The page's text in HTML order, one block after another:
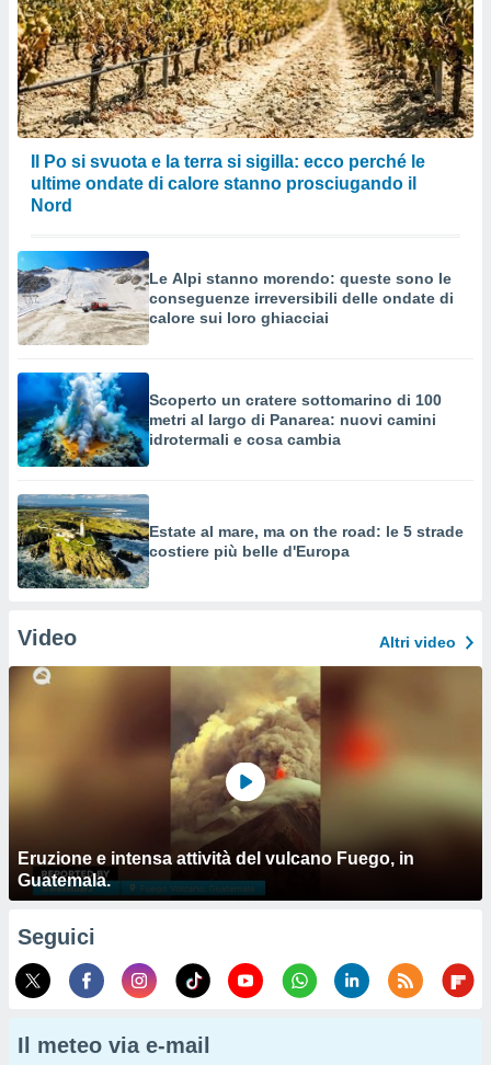
Il Po si svuota e la terra si sigilla: ecco perché le
ultime ondate di calore stanno prosciugando il
Nord
Le Alpi stanno morendo: queste sono le
conseguenze irreversibili delle ondate di
calore sui loro ghiacciai
Scoperto un cratere sottomarino di 100
metri al largo di Panarea: nuovi camini
idrotermali e cosa cambia
Estate al mare, ma on the road: le 5 strade
costiere più belle d'Europa
Video Altri video
Eruzione e intensa attività del vulcano Fuego, in
Guatemala.
Seguici
Il meteo via e-mail